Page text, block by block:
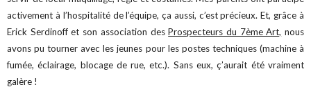
activement à l’hospitalité de l’équipe, ça aussi, c’est précieux.Et, grâce à
Erick Serdinoff et son association desProspecteurs du 7ème Art, nous
avons pu tourner avec les jeunes pour les postes techniques (machine à
fumée, éclairage, blocage de rue, etc.). Sans eux, ç’aurait été vraiment
galère !